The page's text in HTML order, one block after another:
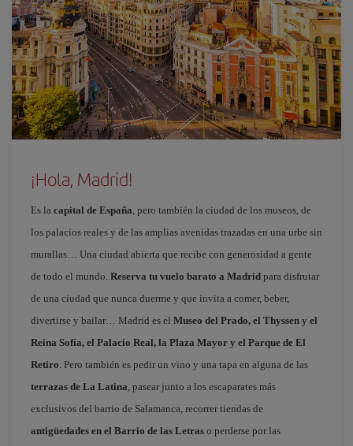
¡Hola, Madrid!
Es la capital de España, pero también la ciudad de los museos, de
los palacios reales y de las amplias avenidas trazadas en una urbe sin
murallas… Una ciudad abierta que recibe con generosidad a gente
de todo el mundo. Reserva tu vuelo barato a Madrid para disfrutar
de una ciudad que nunca duerme y que invita a comer, beber,
divertirse y bailar… Madrid es el Museo del Prado, el Thyssen y el
Reina Sofía, el Palacio Real, la Plaza Mayor y el Parque de El
Retiro. Pero también es pedir un vino y una tapa en alguna de las
terrazas de La Latina, pasear junto a los escaparates más
exclusivos del barrio de Salamanca, recorrer tiendas de
antigüedades en el Barrio de las Letras o perderse por las